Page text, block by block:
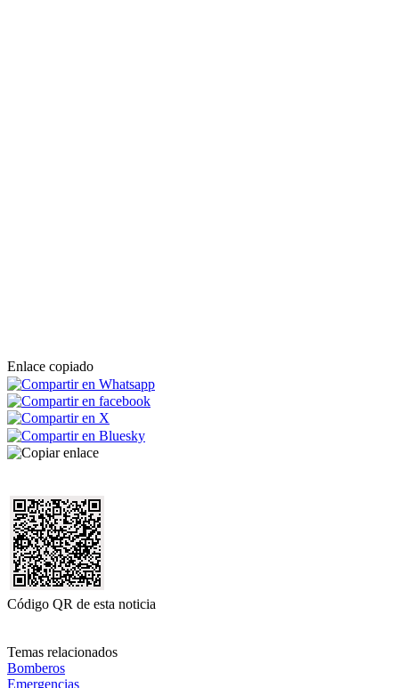
Enlace copiado
Código QR de esta noticia
Temas relacionados
Bomberos
Emergencias